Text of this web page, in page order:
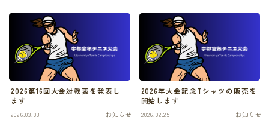
2026第16回大会対戦表を発表し
ます
2026.03.03 お知らせ
2026年大会記念Tシャツの販売を
開始します
2026.02.25 お知らせ